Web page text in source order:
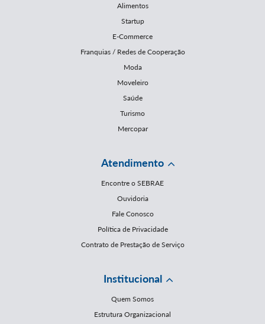
Alimentos
Startup
E-Commerce
Franquias / Redes de Cooperação
Moda
Moveleiro
Saúde
Turismo
Mercopar
Atendimento
Encontre o SEBRAE
Ouvidoria
Fale Conosco
Política de Privacidade
Contrato de Prestação de Serviço
Institucional
Quem Somos
Estrutura Organizacional